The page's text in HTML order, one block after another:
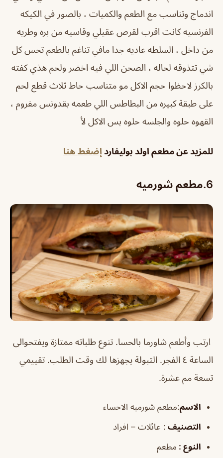
اندماج وتناسب مع الطعم والكميات ، بالصور في الكيكه
الفرنسيه كانت اقرب لقرص عقيلي وقاسيه من بره وطريه
من داخل ، السلطه عاديه جدا مافي تناغم بالطعم تحس كل
شي تتذوقه لحاله ، الصحن اللي فيه اخضر ولحم هذي كفته
بالكرز لاحظوا حجم الاكل مو متناسب حاط ثلاث قطع لحم
على طبقة كبيره من البطاطس اللي طعمه بقدونس مفروم ،
القهوه حلوه والجلسه حلوه بس الاكل لأ
للمزيد عن مطعم اولد بوليفارد إضغط هنا
6. مطعم شورميه
ارتب وأطعم شاورما بالحسا. تنوع طلباته ممتازة ويفتحوالى
الساعة ٤ الفجر. التبولة يجهزها لك وقت الطلب. تقييمي
تسعة مم عشرة.
الاسم:مطعم شورميه الاحساء
التصنيف : عائلات – افراد
النوع : مطعم